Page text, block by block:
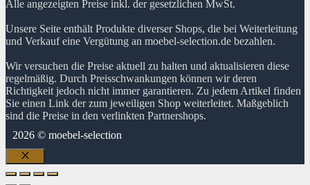
Alle angezeigten Preise inkl. der gesetzlichen MwSt.
Unsere Seite enthält Produkte diverser Shops, die bei Weiterleitung
und Verkauf eine Vergütung an moebel-selection.de bezahlen.
Wir versuchen die Preise aktuell zu halten und aktualisieren diese
regelmäßig. Durch Preisschwankungen können wir deren
Richtigkeit jedoch nicht immer garantieren. Zu jedem Artikel finden
Sie einen Link der zum jeweiligen Shop weiterleitet. Maßgeblich
sind die Preise in den verlinkten Partnershops.
2026 © moebel-selection
Schließen